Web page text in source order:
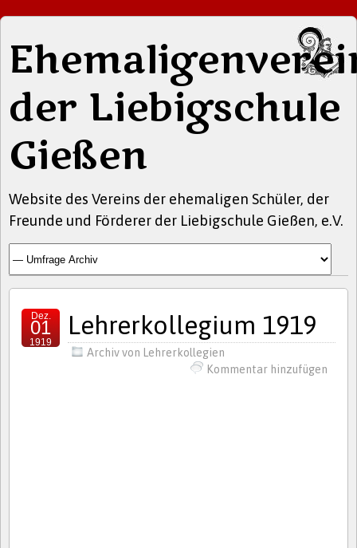
der Liebigschule
Gießen
Website des Vereins der ehemaligen Schüler, der
Freunde und Förderer der Liebigschule Gießen, e.V.
Lehrerkollegium 1919
Archiv von Lehrerkollegien
Kommentar hinzufügen
Dez.
01
1919